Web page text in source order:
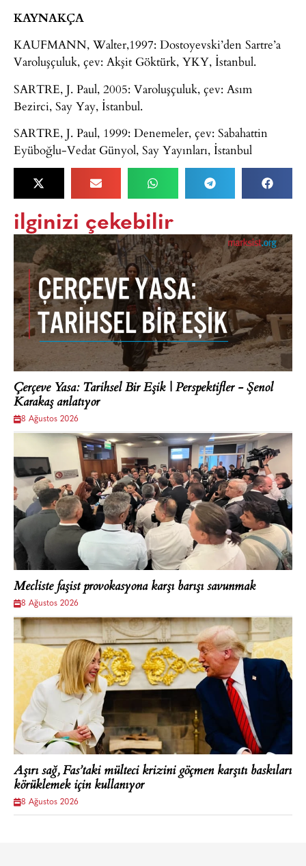
KAYNAKÇA
KAUFMANN, Walter,1997: Dostoyevski’den Sartre’a
Varoluşçuluk, çev: Akşit Göktürk, YKY, İstanbul.
SARTRE, J. Paul, 2005: Varoluşçuluk, çev: Asım
Bezirci, Say Yay, İstanbul.
SARTRE, J. Paul, 1999: Denemeler, çev: Sabahattin
Eyüboğlu-Vedat Günyol, Say Yayınları, İstanbul
ilginizi çekebilir
Çerçeve Yasa: Tarihsel Bir Eşik | Perspektifler - Şenol
Karakaş anlatıyor
8 Ağustos 2026
Mecliste faşist provokasyona karşı barışı savunmak
8 Ağustos 2026
Aşırı sağ, Fas’taki mülteci krizini göçmen karşıtı baskıları
körüklemek için kullanıyor
8 Ağustos 2026